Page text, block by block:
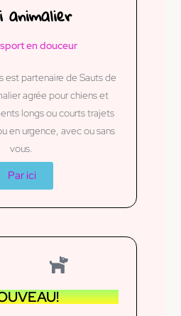
animalier
en douceur
est partenaire de Sauts de
agrée pour chiens et
longs ou courts trajets
en urgence, avec ou sans
vous.
Par ici